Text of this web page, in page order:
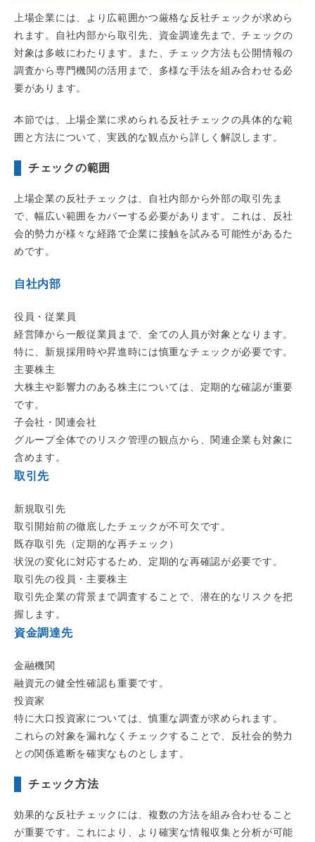
上場企業には、より広範囲かつ厳格な反社チェックが求めら
れます。自社内部から取引先、資金調達先まで、チェックの
対象は多岐にわたります。また、チェック方法も公開情報の
調査から専門機関の活用まで、多様な手法を組み合わせる必
要があります。
本節では、上場企業に求められる反社チェックの具体的な範
囲と方法について、実践的な観点から詳しく解説します。
チェックの範囲
上場企業の反社チェックは、自社内部から外部の取引先ま
で、幅広い範囲をカバーする必要があります。これは、反社
会的勢力が様々な経路で企業に接触を試みる可能性があるた
めです。
自社内部
役員・従業員
経営陣から一般従業員まで、全ての人員が対象となります。
特に、新規採用時や昇進時には慎重なチェックが必要です。
主要株主
大株主や影響力のある株主については、定期的な確認が重要
です。
子会社・関連会社
グループ全体でのリスク管理の観点から、関連企業も対象に
含めます。
取引先
新規取引先
取引開始前の徹底したチェックが不可欠です。
既存取引先（定期的な再チェック）
状況の変化に対応するため、定期的な再確認が必要です。
取引先の役員・主要株主
取引先企業の背景まで調査することで、潜在的なリスクを把
握します。
資金調達先
金融機関
融資元の健全性確認も重要です。
投資家
特に大口投資家については、慎重な調査が求められます。
これらの対象を漏れなくチェックすることで、反社会的勢力
との関係遮断を確実なものとします。
チェック方法
効果的な反社チェックには、複数の方法を組み合わせること
が重要です。これにより、より確実な情報収集と分析が可能